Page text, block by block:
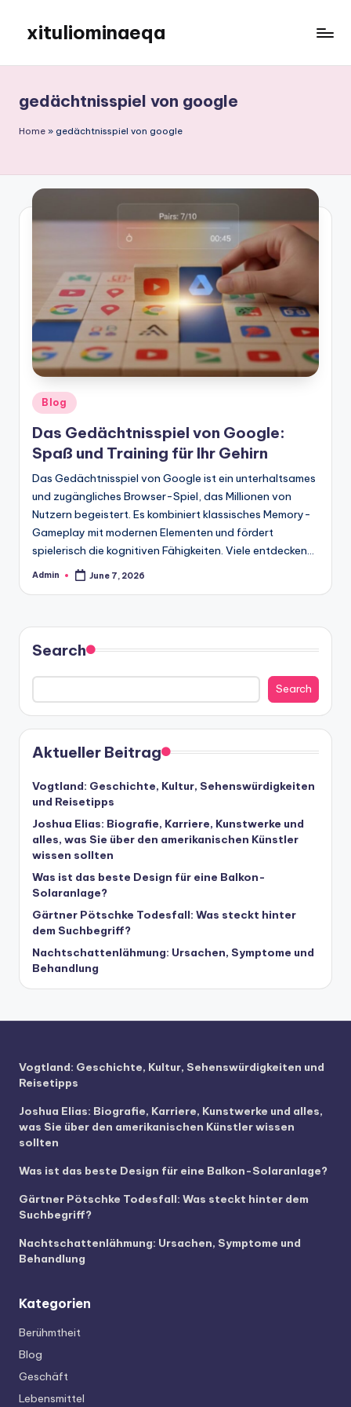
content
xituliominaeqa
gedächtnisspiel von google
Home » gedächtnisspiel von google
Posted
in
Blog
Das Gedächtnisspiel von Google:
Spaß und Training für Ihr Gehirn
Das Gedächtnisspiel von Google ist ein unterhaltsames
und zugängliches Browser-Spiel, das Millionen von
Nutzern begeistert. Es kombiniert klassisches Memory-
Gameplay mit modernen Elementen und fördert
spielerisch die kognitiven Fähigkeiten. Viele entdecken…
Posted
Admin June 7, 2026
Search
Search
Aktueller Beitrag
Vogtland: Geschichte, Kultur, Sehenswürdigkeiten
und Reisetipps
Joshua Elias: Biografie, Karriere, Kunstwerke und
alles, was Sie über den amerikanischen Künstler
wissen sollten
Was ist das beste Design für eine Balkon-
Solaranlage?
Gärtner Pötschke Todesfall: Was steckt hinter
dem Suchbegriff?
Nachtschattenlähmung: Ursachen, Symptome und
Behandlung
Vogtland: Geschichte, Kultur, Sehenswürdigkeiten und
Reisetipps
Joshua Elias: Biografie, Karriere, Kunstwerke und alles,
was Sie über den amerikanischen Künstler wissen
sollten
Was ist das beste Design für eine Balkon-Solaranlage?
Gärtner Pötschke Todesfall: Was steckt hinter dem
Suchbegriff?
Nachtschattenlähmung: Ursachen, Symptome und
Behandlung
Kategorien
Berühmtheit
Blog
Geschäft
Lebensmittel